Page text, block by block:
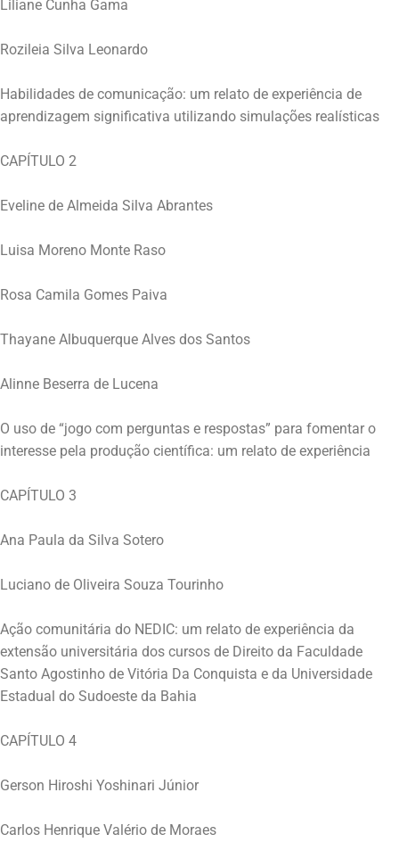
Liliane Cunha Gama
Rozileia Silva Leonardo
Habilidades de comunicação: um relato de experiência de
aprendizagem significativa utilizando simulações realísticas
CAPÍTULO 2
Eveline de Almeida Silva Abrantes
Luisa Moreno Monte Raso
Rosa Camila Gomes Paiva
Thayane Albuquerque Alves dos Santos
Alinne Beserra de Lucena
O uso de “jogo com perguntas e respostas” para fomentar o
interesse pela produção científica: um relato de experiência
CAPÍTULO 3
Ana Paula da Silva Sotero
Luciano de Oliveira Souza Tourinho
Ação comunitária do NEDIC: um relato de experiência da
extensão universitária dos cursos de Direito da Faculdade
Santo Agostinho de Vitória Da Conquista e da Universidade
Estadual do Sudoeste da Bahia
CAPÍTULO 4
Gerson Hiroshi Yoshinari Júnior
Carlos Henrique Valério de Moraes